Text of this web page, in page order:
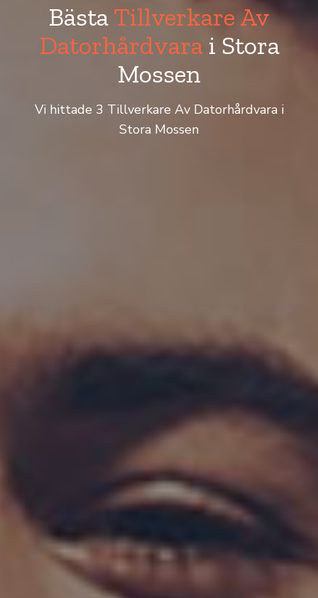
BästaTillverkare Av
Datorhårdvarai Stora
Mossen
Vi hittade 3 Tillverkare Av Datorhårdvara i
Stora Mossen